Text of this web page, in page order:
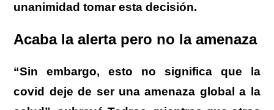
unanimidad tomar esta decisión.
Acaba la alerta pero no la amenaza
“Sin embargo, esto no significa que la
covid deje de ser una amenaza global a la